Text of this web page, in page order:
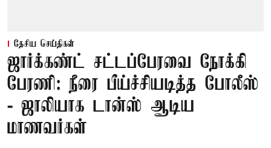
தேசிய செய்திகள்
ஜார்க்கண்ட் சட்டப்பேரவை நோக்கி
பேரணி: நீரை பீய்ச்சியடித்த போலீஸ்
- ஜாலியாக டான்ஸ் ஆடிய
மாணவர்கள்